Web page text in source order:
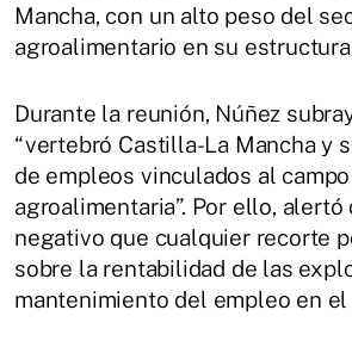
Mancha, con un alto peso del
agroalimentario en su
Durante la reunión, Núñez
“vertebró Castilla-La Mancha y
de empleos vinculados al
agroalimentaria”. Por ello, alertó
negativo que cualquier recorte
sobre la rentabilidad de las
mantenimiento del empleo en el